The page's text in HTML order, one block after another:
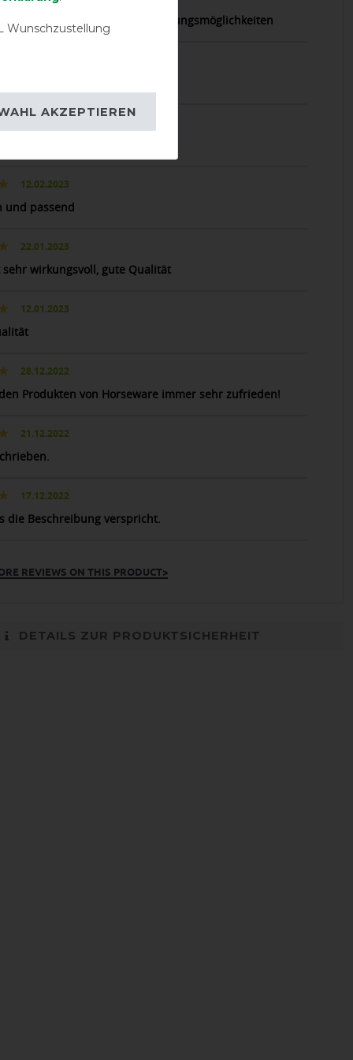
und verschiedene Anwendungsmöglichkeiten
12.02.2023
und passend
22.01.2023
sehr wirkungsvoll, gute Qualität
12.01.2023
28.12.2022
Produkten von Horseware immer sehr zufrieden!
21.12.2022
17.12.2022
die Beschreibung verspricht.
REVIEWS ON THIS PRODUCT>
DETAILS ZUR PRODUKTSICHERHEIT
Wunschzustellung
AKZEPTIEREN